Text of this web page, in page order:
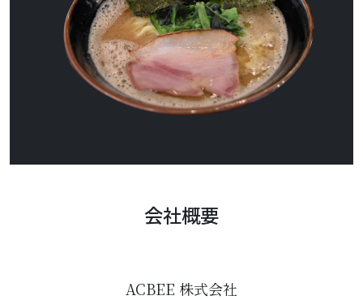
会社概要
ACBEE 株式会社